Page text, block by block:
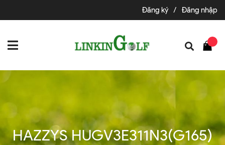
Đăng ký / Đăng nhập
HAZZYS HUGV3E311N3(G165)